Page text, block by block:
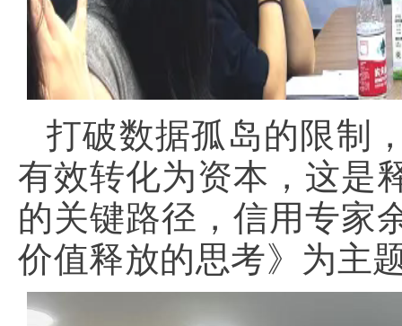
打破数据孤岛的限制
有效转化为资本，这是
的关键路径，信用专家
价值释放的思考》为主